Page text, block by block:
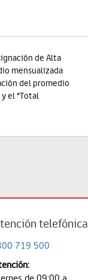
de Alta
mensualizada
del promedio
el “Total
telefónica
719 500